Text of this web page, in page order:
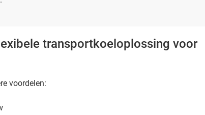
transportkoeloplossing voor
voordelen: